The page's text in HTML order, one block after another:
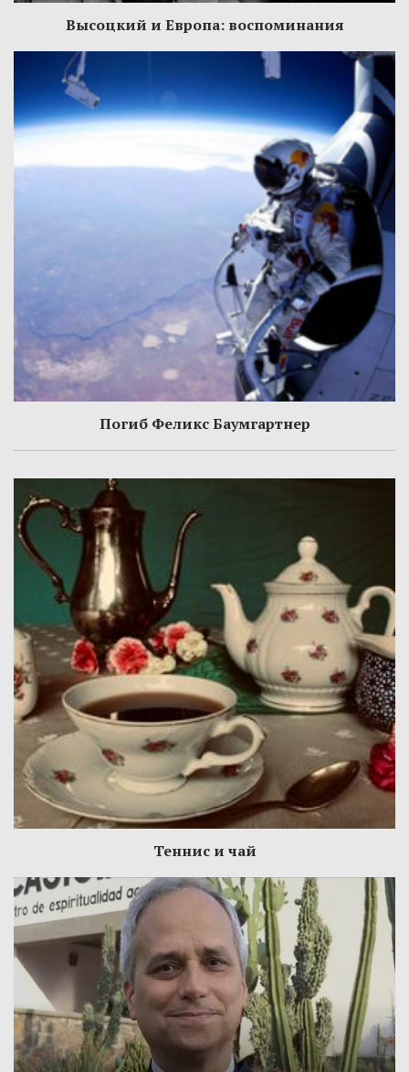
Высоцкий и Европа: воспоминания
Погиб Феликс Баумгартнер
Теннис и чай